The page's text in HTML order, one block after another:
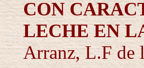
CON
LECHE EN
Arranz, L.F de